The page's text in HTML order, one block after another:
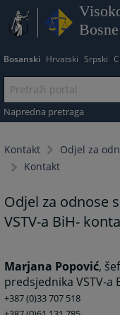
Bosanski Hrvatski Srpski
Napredna pretraga
Kontakt
Odjel za
Kontakt
Odjel za odnose
VSTV-a BiH-
Marjana Popović,
predsjednika VSTV-a
+387 (0)33 707 518